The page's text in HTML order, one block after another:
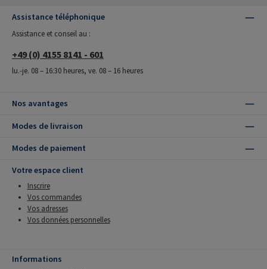
Assistance téléphonique
Assistance et conseil au :
+49 (0) 4155 8141 - 601
lu.-je. 08 – 16:30 heures, ve. 08 – 16 heures
Nos avantages
Modes de livraison
Modes de paiement
Votre espace client
Inscrire
Vos commandes
Vos adresses
Vos données personnelles
Informations